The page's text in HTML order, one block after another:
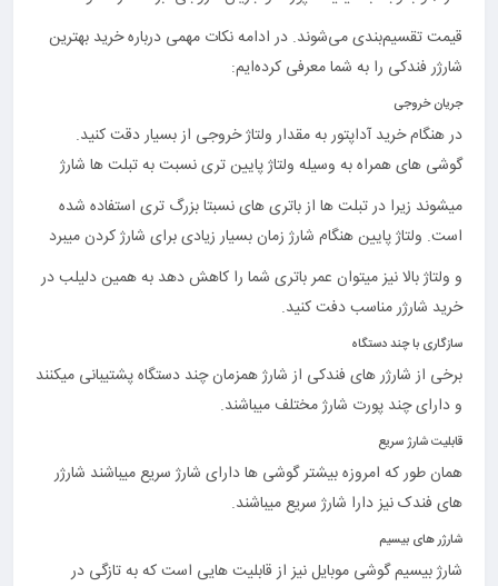
قیمت تقسیم‌بندی می‌شوند. در ادامه نکات مهمی درباره خرید بهترین
شارژر فندکی را به شما معرفی کرده‌ایم:
جریان خروجی
در هنگام خرید آداپتور به مقدار ولتاژ خروجی از بسیار دقت کنید.
گوشی های همراه به وسیله ولتاژ پایین تری نسبت به تبلت ها شارژ
میشوند زیرا در تبلت ها از باتری های نسبتا بزرگ تری استفاده شده
است. ولتاژ پایین هنگام شارژ زمان بسیار زیادی برای شارژ کردن میبرد
و ولتاژ بالا نیز میتوان عمر باتری شما را کاهش دهد به همین دلیلب در
خرید شارژر مناسب دفت کنید.
سازگاری با چند دستگاه
برخی از شارژر های فندکی از شارژ همزمان چند دستگاه پشتیبانی میکنند
و دارای چند پورت شارژ مختلف میباشند.
قابلیت شارژ سریع
همان طور که امروزه بیشتر گوشی ها دارای شارژ سریع میباشند شارژر
های فندک نیز دارا شارژ سریع میباشند.
شارژر های بیسیم
شارژ بیسیم گوشی موبایل نیز از قابلیت هایی است که به تازگی در